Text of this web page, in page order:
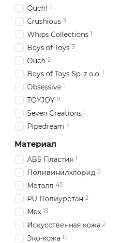
Ouch! 2
Crushious 3
Whips Collections 1
Boys of Toys 3
Ouch 2
Boys of Toys Sp. z o.o. 1
Obsessive 1
TOYJOY 9
Seven Creations 1
Pipedream 4
Материал
ABS Пластик 1
Поливинилхлорид 2
Металл 45
PU Полиуретан 2
Мех 13
Искусственная кожа 2
Эко-кожа 12